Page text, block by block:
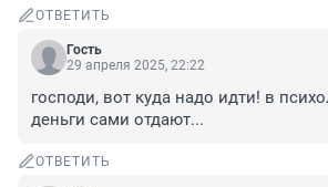
ОТВЕТИТЬ
Гость
29 апреля 2025, 22:22
господи, вот куда надо идти! в
деньги сами отдают...
ОТВЕТИТЬ